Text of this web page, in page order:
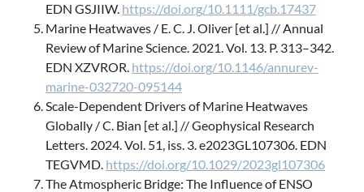
EDN GSJIIW. https://doi.org/10.1111/gcb.17437
Marine Heatwaves / E. C. J. Oliver [et al.] // Annual
Review of Marine Science. 2021. Vol. 13. P. 313–342.
EDN XZVROR. https://doi.org/10.1146/annurev-
marine-032720-095144
Scale-Dependent Drivers of Marine Heatwaves
Globally / C. Bian [et al.] // Geophysical Research
Letters. 2024. Vol. 51, iss. 3. e2023GL107306. EDN
TEGVMD. https://doi.org/10.1029/2023gl107306
The Atmospheric Bridge: The Influence of ENSO